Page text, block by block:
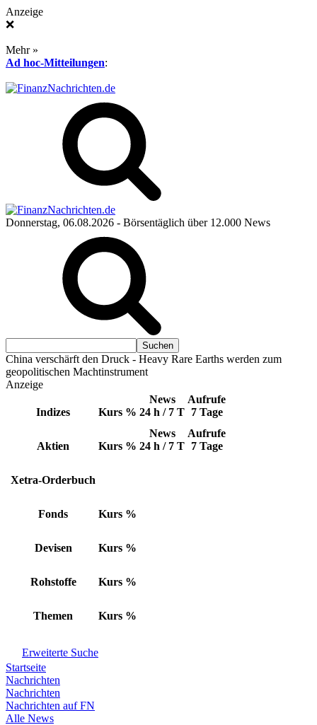
Anzeige
❌
Mehr »
Ad hoc-Mitteilungen:
Donnerstag, 06.08.2026 - Börsentäglich über 12.000 News
China verschärft den Druck - Heavy Rare Earths werden zum
geopolitischen Machtinstrument
Anzeige
Indizes Kurs %
News
24 h / 7 T
Aufrufe
7 Tage
Aktien Kurs %
News
24 h / 7 T
Aufrufe
7 Tage
Xetra-Orderbuch
Fonds Kurs %
Devisen Kurs %
Rohstoffe Kurs %
Themen Kurs %
Erweiterte Suche
Startseite
Nachrichten
Nachrichten
Nachrichten auf FN
Alle News